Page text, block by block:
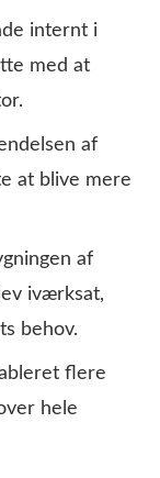
internt i
med at
af
at blive mere
af
iværksat,
behov.
flere
hele